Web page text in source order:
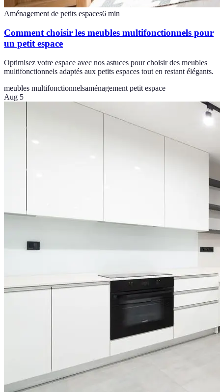
Aménagement de petits espaces6 min
Comment choisir les meubles multifonctionnels pour
un petit espace
Optimisez votre espace avec nos astuces pour choisir des meubles
multifonctionnels adaptés aux petits espaces tout en restant élégants.
meubles multifonctionnelsaménagement petit espace
Aug 5